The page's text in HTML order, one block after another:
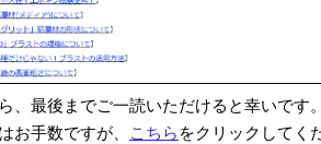
、最後までご一読いただけると幸いです
お手数ですが、
こちら をクリックしてく